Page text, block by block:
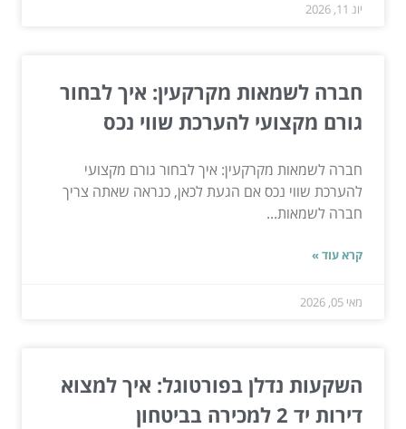
יונ 11, 2026
חברה לשמאות מקרקעין: איך לבחור
גורם מקצועי להערכת שווי נכס
חברה לשמאות מקרקעין: איך לבחור גורם מקצועי
להערכת שווי נכס אם הגעת לכאן, כנראה שאתה צריך
חברה לשמאות...
קרא עוד »
מאי 05, 2026
השקעות נדלן בפורטוגל: איך למצוא
דירות יד 2 למכירה בביטחון